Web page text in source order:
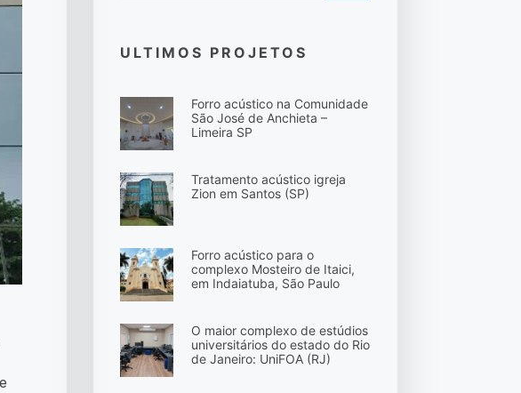
ULTIMOS PROJETOS
Forro acústico na Comunidade
São José de Anchieta –
Limeira SP
Tratamento acústico igreja
Zion em Santos (SP)
Forro acústico para o
complexo Mosteiro de Itaici,
em Indaiatuba, São Paulo
O maior complexo de estúdios
universitários do estado do Rio
de Janeiro: UniFOA (RJ)